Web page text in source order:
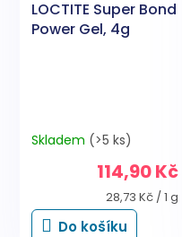
LOCTITE Super Bond
Power Gel, 4g
Skladem (>5 ks)
114,90 Kč
Měrná
cena:
28,73 Kč / 1 g
Do košíku